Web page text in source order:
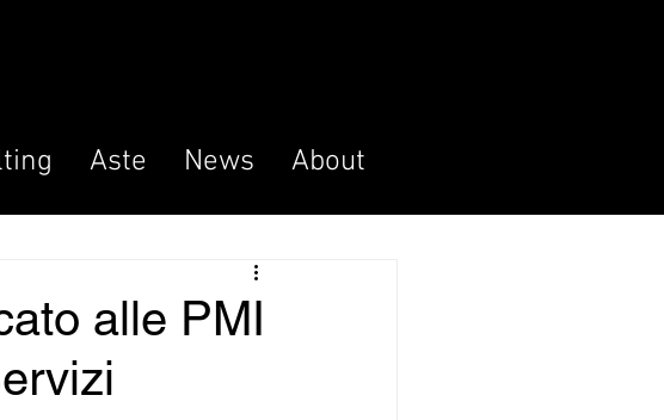
Aste News About
alle PMI